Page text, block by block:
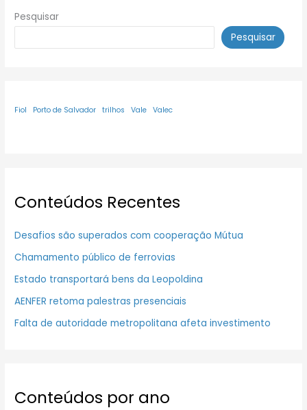
Pesquisar
Pesquisar
Fiol Porto de Salvador trilhos Vale Valec
Conteúdos Recentes
Desafios são superados com cooperação Mútua
Chamamento público de ferrovias
Estado transportará bens da Leopoldina
AENFER retoma palestras presenciais
Falta de autoridade metropolitana afeta investimento
Conteúdos por ano